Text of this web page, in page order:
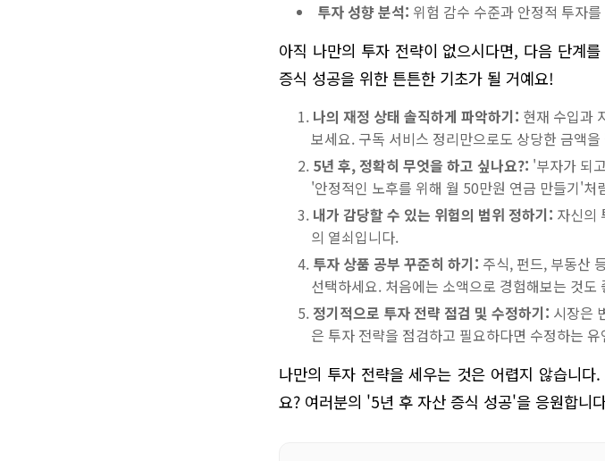
투자 성향 분석: 위험 감수 수준과 안정적 투자
아직 나만의 투자 전략이 없으시다면, 다음 단계
증식 성공을 위한 튼튼한 기초가 될 거예요!
나의 재정 상태 솔직하게 파악하기: 현재 수입과
보세요. 구독 서비스 정리만으로도 상당한 금액
5년 후, 정확히 무엇을 하고 싶나요?: '부자가 되
'안정적인 노후를 위해 월 50만원 연금 만들기'
내가 감당할 수 있는 위험의 범위 정하기: 자신의
의 열쇠입니다.
투자 상품 공부 꾸준히 하기: 주식, 펀드, 부동산
선택하세요. 처음에는 소액으로 경험해보는 것도
정기적으로 투자 전략 점검 및 수정하기: 시장은
은 투자 전략을 점검하고 필요하다면 수정하는
나만의 투자 전략을 세우는 것은 어렵지 않습니
요? 여러분의 '5년 후 자산 증식 성공'을 응원합니